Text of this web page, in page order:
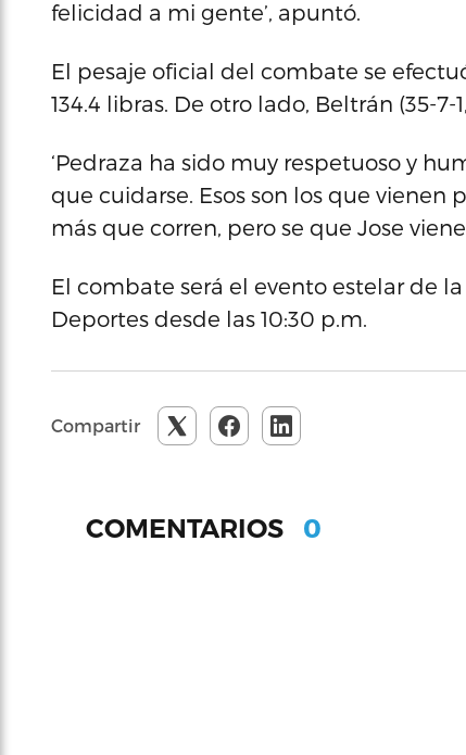
felicidad a mi gente’, apuntó.
El pesaje oficial del combate se
134.4 libras. De otro lado, Beltrán (35-7-
‘Pedraza ha sido muy respetuoso y
que cuidarse. Esos son los que vienen
más que corren, pero se que Jose
El combate será el evento estelar de
Deportes desde las 10:30 p.m.
Compartir
COMENTARIOS 0